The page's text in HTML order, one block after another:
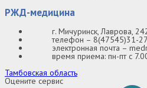
РЖД-медицина
г. Мичуринск, Лаврова,
телефон – 8(47545)31-
электронная почта –
время приема: пн-пт с
Тамбовская область
Оцените сервис